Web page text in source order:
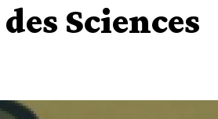
Sciences